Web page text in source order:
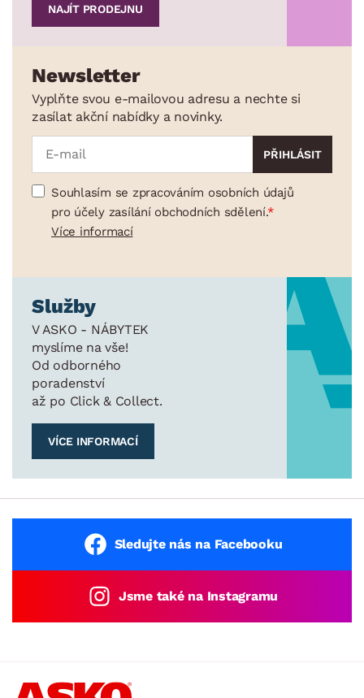
NAJÍT PRODEJNU
Newsletter
Vyplňte svou e-mailovou adresu a nechte si
zasílat akční nabídky a novinky.
Souhlasím se zpracováním osobních údajů
pro účely zasílání obchodních sdělení.
Více informací
Služby
V ASKO - NÁBYTEK
myslíme na vše!
Od odborného
poradenství
až po Click & Collect.
VÍCE INFORMACÍ
Sledujte nás na Facebooku
Jsme také na Instagramu